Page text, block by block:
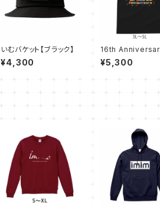
いむバケット【ブラック】
¥4,300
16th
シャツ【ブラック
L】
¥5,300